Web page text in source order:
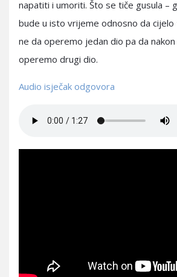
napatiti i umoriti. Što se tiče gusula –
bude u isto vrijeme odnosno da
ne da operemo jedan dio pa da
operemo drugi dio.
Audio isječak odgovora